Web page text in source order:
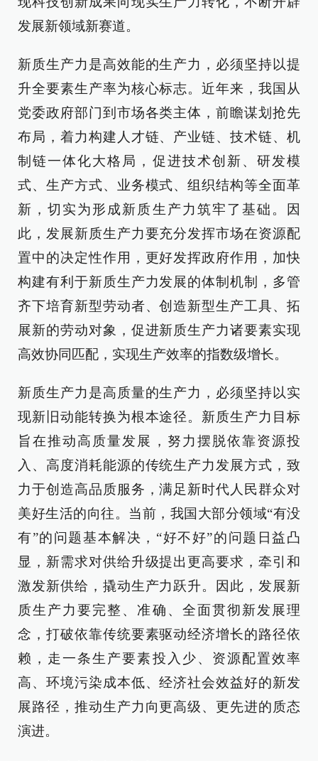
发展新领域新赛道。
新质生产力是高效能的生产力，必须坚持以提
升全要素生产率为核心标志。近年来，我国从
党委政府部门到市场各类主体，前瞻谋划抢先
布局，着力构建人才链、产业链、技术链、机
制链一体化大格局，促进技术创新、研发模
式、生产方式、业务模式、组织结构等全面革
新，切实为形成新质生产力筑牢了基础。因
此，发展新质生产力要充分发挥市场在资源配
置中的决定性作用，更好发挥政府作用，加快
构建有利于新质生产力发展的体制机制，多管
齐下培育新型劳动者、创造新型生产工具、拓
展新的劳动对象，促进新质生产力诸要素实现
高效协同匹配，实现生产效率的指数级增长。
新质生产力是高质量的生产力，必须坚持以实
现新旧动能转换为根本途径。新质生产力目标
旨在推动高质量发展，努力摆脱依靠资源投
入、高度消耗能源的传统生产力发展方式，致
力于创造高品质服务，满足新时代人民群众对
美好生活的向往。当前，我国大部分领域“有没
有”的问题基本解决，“好不好”的问题日益凸
显，新需求对供给升级提出更高要求，牵引和
激发新供给，撬动生产力跃升。因此，发展新
质生产力要完整、准确、全面贯彻新发展理
念，打破依靠传统要素驱动经济增长的路径依
赖，走一条生产要素投入少、资源配置效率
高、环境污染成本低、经济社会效益好的新发
展路径，推动生产力向更高级、更先进的质态
演进。